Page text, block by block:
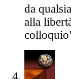
da
alla